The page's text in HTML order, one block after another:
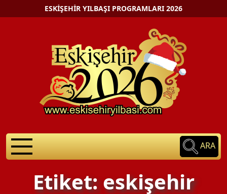
ESKIŞEHIR YILBAŞI PROGRAMLARI 2026
ARA
Etiket: eskişehir